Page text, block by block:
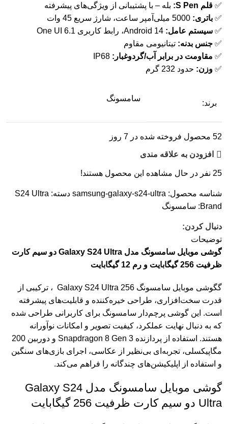
✅ قلم S Pen:
بله – با پشتیبانی از ویژگی‌های پیشرفته
✅ باتری:
✅ سیستم عامل:
✅ جنس بدنه: تیتانیومی مقاوم
✅ مقاومت در برابر آب/گردوغبار:
✅ وزن: حدود 232 گرم
برند:
سامسونگ
52 محصول فروخته شده در 7 روز
افزودن به علاقه مندی
25 نفر در حال مشاهده این محصول هستند!
شناسه محصول: samsung-galaxy-s24-ultra دسته: S24 Ultra
Brand:
سامسونگ
دنبال کردن:
توضیحات
گوشی موبایل سامسونگ مدل Galaxy S24 Ultra دو سیم کارت
ظرفیت 256 گیگابایت و رم 12 گیگابایت
گگوشی موبایل سامسونگ Galaxy S24 Ultra 256 ، ترکیبی از
قدرت سخت‌افزاری، طراحی خیره‌کننده و قابلیت‌های پیشرفته
است. این گوشی پرچم‌دار سامسونگ برای کاربرانی طراحی شده
که به دنبال نهایت عملکرد، کیفیت تصویر و امکانات نوآورانه
هستند. استفاده از پردازنده Snapdragon 8 Gen 3 و دوربین 200
مگاپیکسلی، تجربه‌ای بی‌نظیر از عکاسی، اجرای بازی‌های سنگین
و استفاده از اپلیکیشن‌های چندگانه را فراهم می‌کند.
گوشی موبایل سامسونگ مدل Galaxy S24
Ultra دو سیم کارت ظرفیت 256 گیگابایت